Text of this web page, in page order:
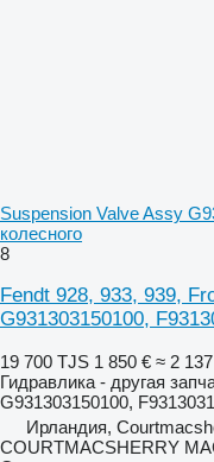
Suspension Valve Assy
колесного
8
Fendt 928, 933, 939,
G931303150100,
19 700 TJS 1 850 € ≈ 2
Гидравлика - другая
G931303150100,
Ирландия,
COURTMACSHERRY